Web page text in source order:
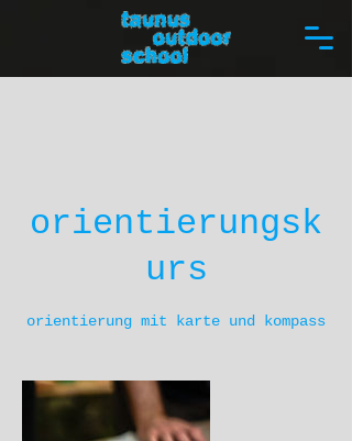
orientierungsk
urs
orientierung mit karte und kompass